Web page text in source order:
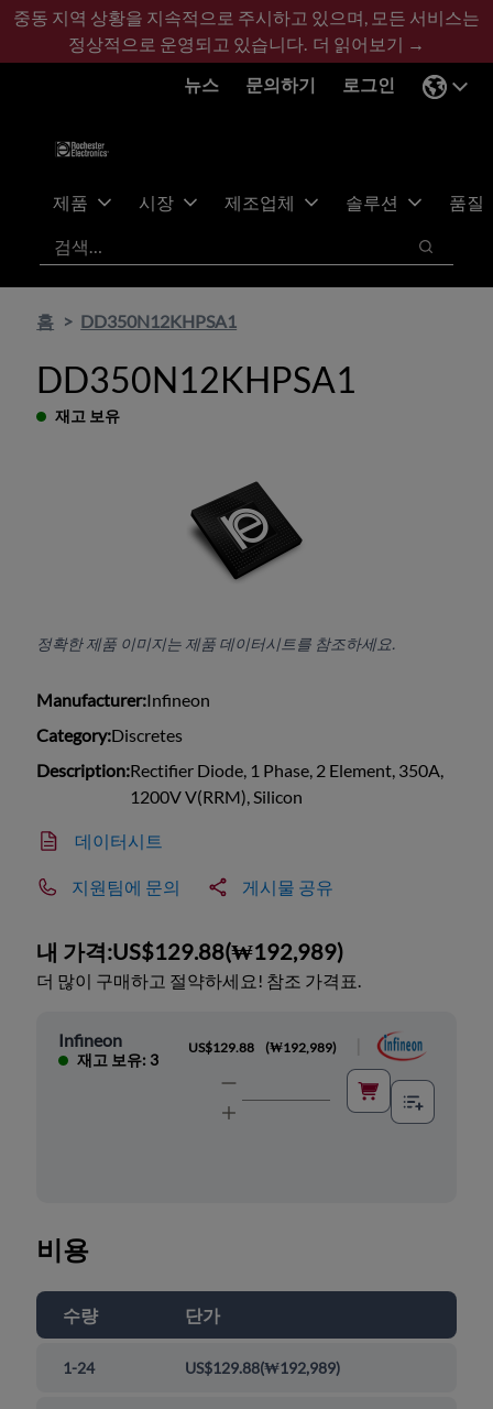
기
콘
바
글
중동 지역 상황을 지속적으로 주시하고 있으며, 모든 서비스는
정상적으로 운영되고 있습니다. 더 읽어보기 →
뉴스
문의하기 로그인
제품 시장 제조업체 솔루션
품질
검색
검색
홈 DD350N12KHPSA1
DD350N12KHPSA1
재고 보유
정확한 제품 이미지는 제품 데이터시트를 참조하세요.
Manufacturer:Infineon
Category:Discretes
Description:Rectifier Diode, 1 Phase, 2 Element, 350A,
1200V V(RRM), Silicon
데이터시트
지원팀에 문의 게시물 공유
내 가격:US$129.88(₩192,989)
더 많이 구매하고 절약하세요! 참조 가격표.
Infineon
재고 보유: 3
US$129.88 (₩192,989)
비용
수량 단가
1-24 US$129.88(₩192,989)